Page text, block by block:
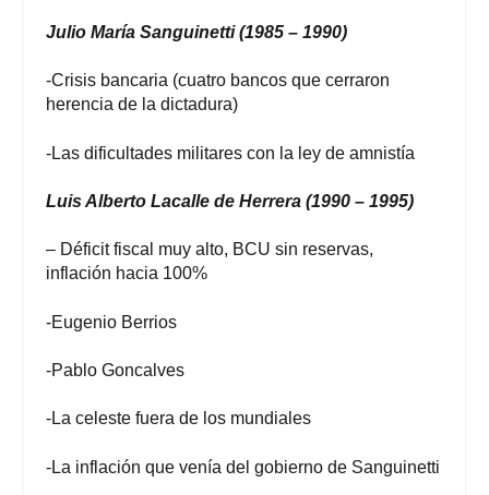
Julio María Sanguinetti (1985 – 1990)
-Crisis bancaria (cuatro bancos que cerraron
herencia de la dictadura)
-Las dificultades militares con la ley de amnistía
Luis Alberto Lacalle de Herrera (1990 – 1995)
– Déficit fiscal muy alto, BCU sin reservas,
inflación hacia 100%
-Eugenio Berrios
-Pablo Goncalves
-La celeste fuera de los mundiales
-La inflación que venía del gobierno de Sanguinetti